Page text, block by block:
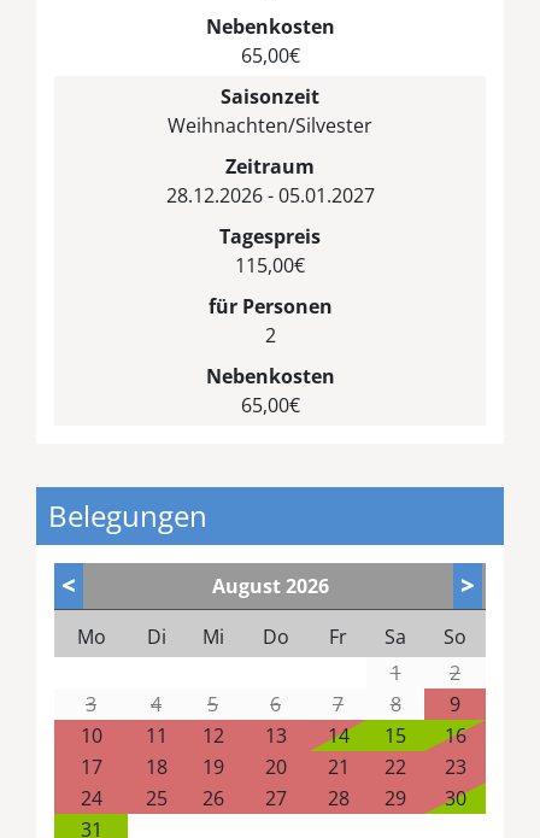
Nebenkosten
65,00€
Saisonzeit
Weihnachten/Silvester
Zeitraum
28.12.2026 - 05.01.2027
Tagespreis
115,00€
für Personen
2
Nebenkosten
65,00€
Belegungen
< August2026
Mo
Di Mi Do Fr Sa
So
1
2
3
4 5 6 7 8
9
10
11 12 13 14 15
16
17
18 19 20 21 22
23
24
25 26 27 28 29
30
31
>